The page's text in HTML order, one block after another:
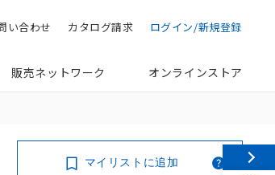
ログイン/新規登録
カタログ請求
い合わせ
販売ネットワーク オンラインストア
マイリストに追加